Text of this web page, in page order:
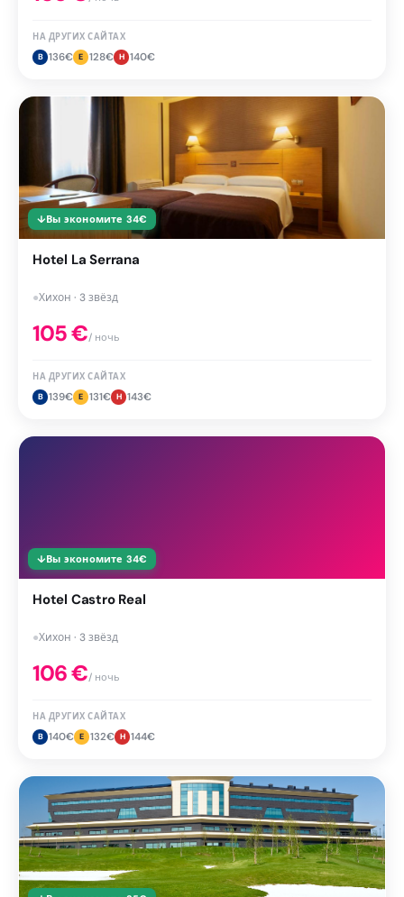
НА ДРУГИХ САЙТАХ
B 136€ E 128€ H 140€
↓Вы экономите 34€
Hotel La Serrana
●Хихон · 3 звёзд
105€/ ночь
НА ДРУГИХ САЙТАХ
B 139€ E 131€ H 143€
↓Вы экономите 34€
Hotel Castro Real
●Хихон · 3 звёзд
106€/ ночь
НА ДРУГИХ САЙТАХ
B 140€ E 132€ H 144€